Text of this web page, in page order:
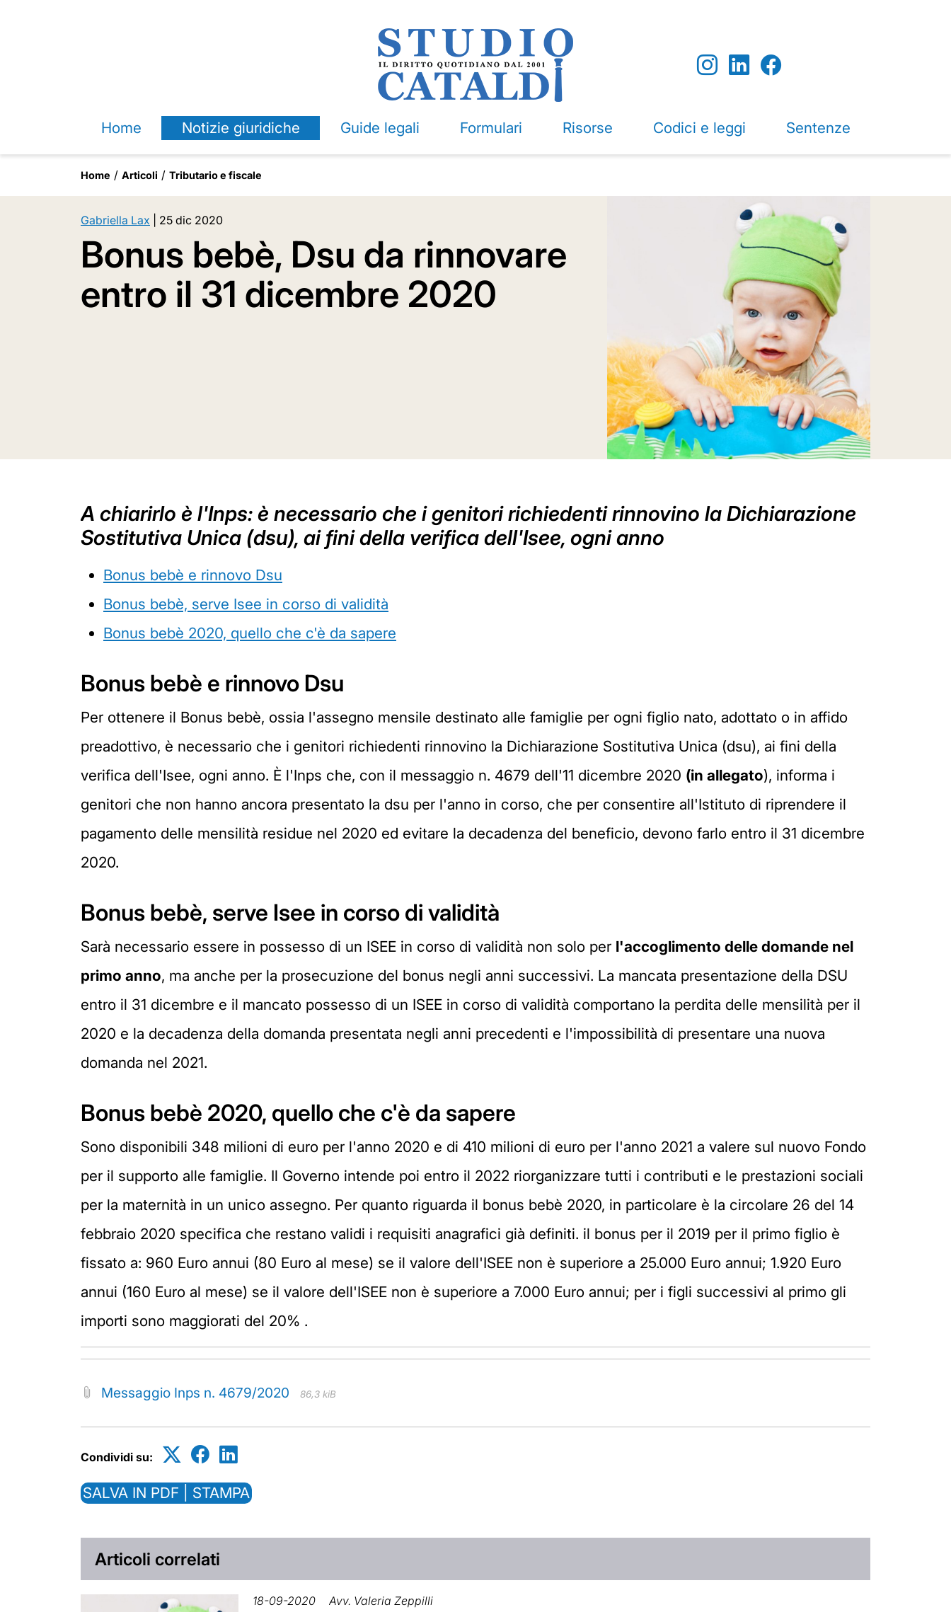
Home Notizie giuridiche Guide legali Formulari Risorse Codici e leggi Sentenze
Home Articoli Tributario e fiscale
Gabriella Lax 25 dic 2020
Bonus bebè, Dsu da rinnovare
entro il 31 dicembre 2020
A chiarirlo è l'Inps: è necessario che i genitori richiedenti rinnovino la Dichiarazione
Sostitutiva Unica (dsu), ai fini della verifica dell'Isee, ogni anno
Bonus bebè e rinnovo Dsu
Bonus bebè, serve Isee in corso di validità
Bonus bebè 2020, quello che c'è da sapere
Bonus bebè e rinnovo Dsu
Per ottenere il Bonus bebè, ossia l'assegno mensile destinato alle famiglie per ogni figlio nato, adottato o in affido
preadottivo, è necessario che i genitori richiedenti rinnovino la Dichiarazione Sostitutiva Unica (dsu), ai fini della
verifica dell'Isee, ogni anno. È l'Inps che, con il messaggio n. 4679 dell'11 dicembre 2020 (in allegato), informa i
genitori che non hanno ancora presentato la dsu per l'anno in corso, che per consentire all'Istituto di riprendere il
pagamento delle mensilità residue nel 2020 ed evitare la decadenza del beneficio, devono farlo entro il 31 dicembre
2020.
Bonus bebè, serve Isee in corso di validità
Sarà necessario essere in possesso di un ISEE in corso di validità non solo per l'accoglimento delle domande nel
primo anno, ma anche per la prosecuzione del bonus negli anni successivi. La mancata presentazione della DSU
entro il 31 dicembre e il mancato possesso di un ISEE in corso di validità comportano la perdita delle mensilità per il
2020 e la decadenza della domanda presentata negli anni precedenti e l'impossibilità di presentare una nuova
domanda nel 2021.
Bonus bebè 2020, quello che c'è da sapere
Sono disponibili 348 milioni di euro per l'anno 2020 e di 410 milioni di euro per l'anno 2021 a valere sul nuovo Fondo
per il supporto alle famiglie. Il Governo intende poi entro il 2022 riorganizzare tutti i contributi e le prestazioni sociali
per la maternità in un unico assegno. Per quanto riguarda il bonus bebè 2020, in particolare è la circolare 26 del 14
febbraio 2020 specifica che restano validi i requisiti anagrafici già definiti. il bonus per il 2019 per il primo figlio è
fissato a: 960 Euro annui (80 Euro al mese) se il valore dell'ISEE non è superiore a 25.000 Euro annui; 1.920 Euro
annui (160 Euro al mese) se il valore dell'ISEE non è superiore a 7.000 Euro annui; per i figli successivi al primo gli
importi sono maggiorati del 20% .
Messaggio Inps n. 4679/2020 86,3 kiB
Condividi su:
SALVA IN PDF | STAMPA
Articoli correlati
18-09-2020 Avv. Valeria Zeppilli